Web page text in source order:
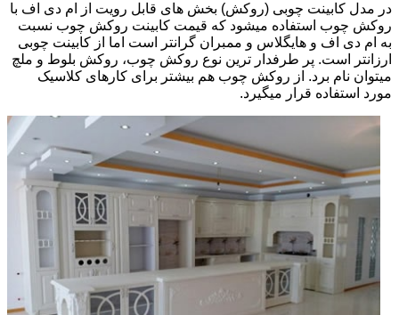
در مدل کابینت چوبی (روکش) بخش های قابل رویت از ام دی اف با
روکش چوب استفاده میشود که قیمت کابینت روکش چوب نسبت
به ام دی اف و هایگلاس و ممبران گرانتر است اما از کابینت چوبی
ارزانتر است. پر طرفدار ترین نوع روکش چوب، روکش بلوط و ملچ
میتوان نام برد. از روکش چوب هم بیشتر برای کارهای کلاسیک
مورد استفاده قرار میگیرد.